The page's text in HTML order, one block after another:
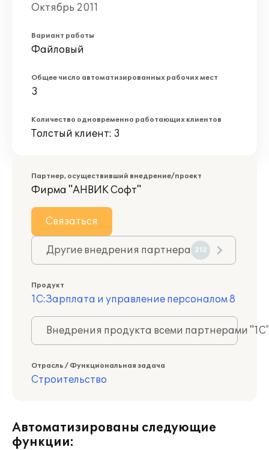
Октябрь 2011
Вариант работы
Файловый
Общее число автоматизированных рабочих мест
3
Количество одновременно работающих клиентов
Толстый клиент: 3
Партнер, осуществивший внедрение/проект
Фирма "АНВИК Софт"
Связаться
Другие внедрения партнера 212
Продукт
1С:Зарплата и управление персоналом 8
Внедрения продукта всеми партнерами
Отрасль / Функциональная задача
Строительство
Автоматизированы следующие
функции: